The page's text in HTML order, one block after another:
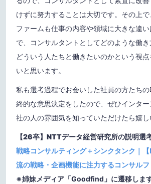
けずに努力することは大切です。その上
ファームも仕事の内容や領域に大きな違
で、コンサルタントとしてどのような働き
どういう人たちと働きたいのかという視
いと思います。
私も選考過程でお会いした社員の方たち
終的な意思決定をしたので、ぜひインタ
社の人の雰囲気を知っていただけたら嬉し
【26卒】NTTデータ経営研究所の説明選
戦略コンサルティング＋シンクタンク｜
流の戦略・企画機能に注力するコンサルフ
※姉妹メディア「Goodfind」に遷移します